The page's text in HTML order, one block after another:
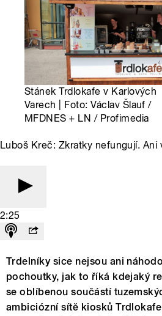
Stánek Trdlokafe v Karlových
Varech | Foto: Václav Šlauf /
MFDNES + LN / Profimedia
Luboš Kreč: Zkratky nefungují. Ani
2:25
Trdelníky sice nejsou ani
pochoutky, jak to říká kdejaký
se oblíbenou součástí
ambiciózní sítě kiosků